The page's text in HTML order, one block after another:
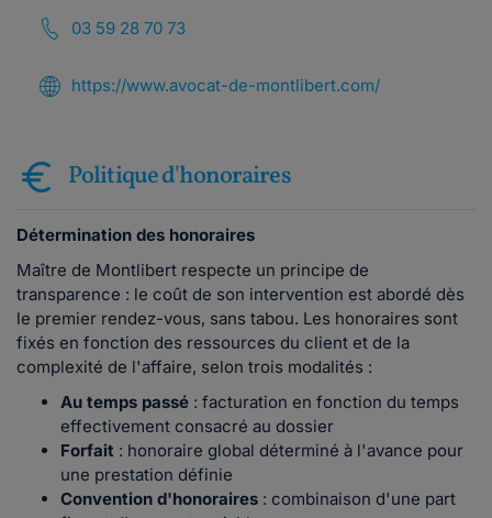
03 59 28 70 73
https://www.avocat-de-montlibert.com/
Politique d'honoraires
Détermination des honoraires
Maître de Montlibert respecte un principe de
transparence : le coût de son intervention est abordé dès
le premier rendez-vous, sans tabou. Les honoraires sont
fixés en fonction des ressources du client et de la
complexité de l'affaire, selon trois modalités :
Au temps passé : facturation en fonction du temps
effectivement consacré au dossier
Forfait : honoraire global déterminé à l'avance pour
une prestation définie
Convention d'honoraires : combinaison d'une part